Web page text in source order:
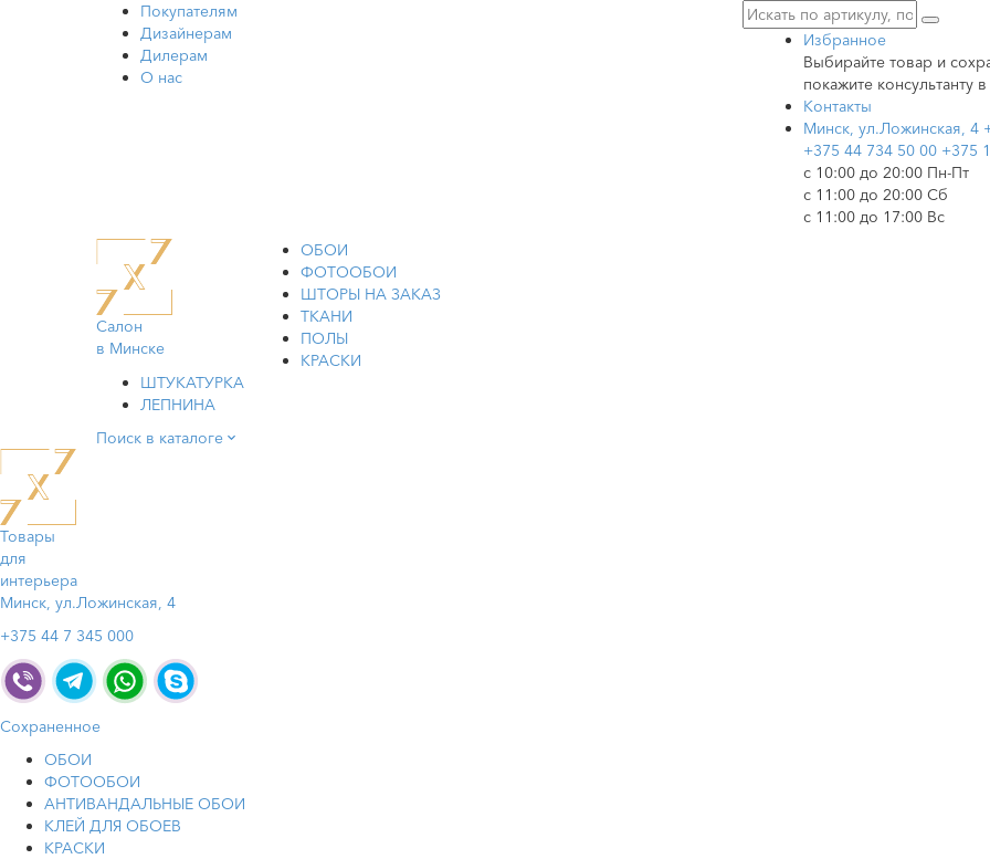
Покупателям
Дизайнерам
Дилерам
О нас
Избранное
Выбирайте товар и
покажите консультанту
Контакты
Минск, ул.Ложинская, 4
+375 44 734 50 00 +375
c 10:00 до 20:00 Пн-Пт
с 11:00 до 20:00 Сб
с 11:00 до 17:00 Вс
Салон
в Минске
ОБОИ
ФОТООБОИ
ШТОРЫ НА ЗАКАЗ
ТКАНИ
ПОЛЫ
КРАСКИ
ШТУКАТУРКА
ЛЕПНИНА
Поиск в каталоге
Товары
для
интерьера
Минск, ул.Ложинская, 4
+375 44 7 345 000
Сохраненное
ОБОИ
ФОТООБОИ
АНТИВАНДАЛЬНЫЕ ОБОИ
КЛЕЙ ДЛЯ ОБОЕВ
КРАСКИ